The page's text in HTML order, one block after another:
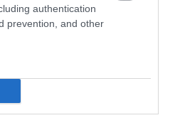
authentication
prevention, and other